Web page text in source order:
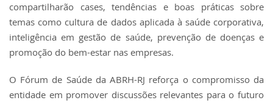
compartilharão cases, tendências e boas práticas sobre
temas como cultura de dados aplicada à saúde corporativa,
inteligência em gestão de saúde, prevenção de doenças e
promoção do bem-estar nas empresas.
O Fórum de Saúde da ABRH-RJ reforça o compromisso da
entidade em promover discussões relevantes para o futuro